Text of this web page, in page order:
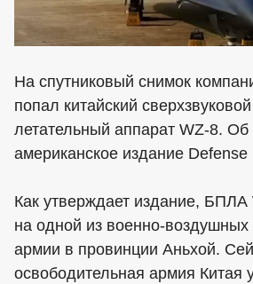
На спутниковый снимок
попал китайский
летательный аппарат WZ-8.
американское издание Defense
Как утверждает издание, БПЛА
на одной из военно-воздушных
армии в провинции Аньхой.
освободительная армия Китая